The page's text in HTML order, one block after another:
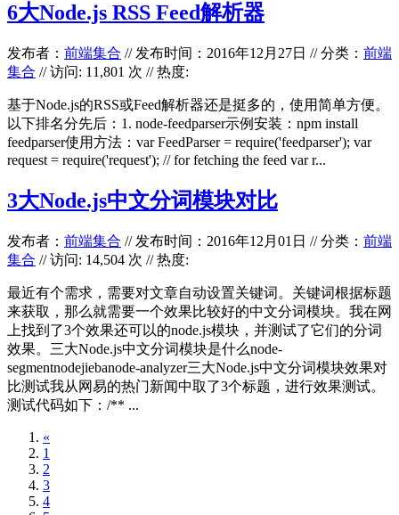
6大Node.js RSS Feed解析器
发布者： 前端集合 // 发布时间：2016年12月27日 //分类： 前端
集合 // 访问: 11,801 次 // 热度:
基于Node.js的RSS或Feed解析器还是挺多的，使用简单方便。
以下排名分先后：1. node-feedparser示例安装：npm install
feedparser使用方法：var FeedParser = require('feedparser'); var
request = require('request'); // for fetching the feed var r...
3大Node.js中文分词模块对比
发布者： 前端集合 // 发布时间：2016年12月01日 //分类： 前端
集合 // 访问: 14,504 次 // 热度:
最近有个需求，需要对文章自动设置关键词。关键词根据标题
来获取，那么就需要一个效果比较好的中文分词模块。我在网
上找到了3个效果还可以的node.js模块，并测试了它们的分词
效果。三大Node.js中文分词模块是什么node-
segmentnodejiebanode-analyzer三大Node.js中文分词模块效果对
比测试我从网易的热门新闻中取了3个标题，进行效果测试。
测试代码如下：/** ...
«
1
2
3
4